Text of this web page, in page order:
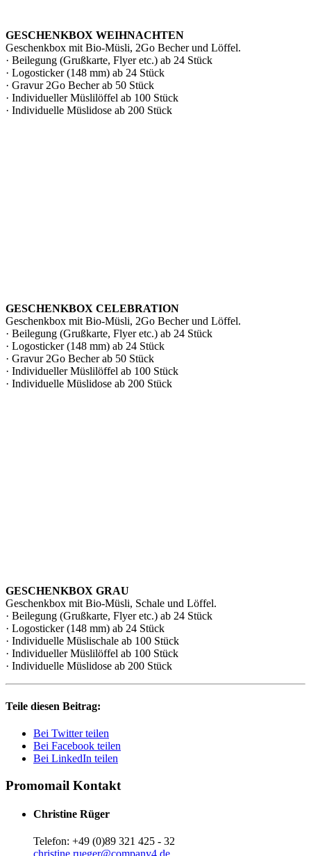
GESCHENKBOX WEIHNACHTEN
Geschenkbox mit Bio-Müsli, 2Go Becher und Löffel.
· Beilegung (Grußkarte, Flyer etc.) ab 24 Stück
· Logosticker (148 mm) ab 24 Stück
· Gravur 2Go Becher ab 50 Stück
· Individueller Müslilöffel ab 100 Stück
· Individuelle Müslidose ab 200 Stück
GESCHENKBOX CELEBRATION
Geschenkbox mit Bio-Müsli, 2Go Becher und Löffel.
· Beilegung (Grußkarte, Flyer etc.) ab 24 Stück
· Logosticker (148 mm) ab 24 Stück
· Gravur 2Go Becher ab 50 Stück
· Individueller Müslilöffel ab 100 Stück
· Individuelle Müslidose ab 200 Stück
GESCHENKBOX GRAU
Geschenkbox mit Bio-Müsli, Schale und Löffel.
· Beilegung (Grußkarte, Flyer etc.) ab 24 Stück
· Logosticker (148 mm) ab 24 Stück
· Individuelle Müslischale ab 100 Stück
· Individueller Müslilöffel ab 100 Stück
· Individuelle Müslidose ab 200 Stück
Teile diesen Beitrag:
Bei Twitter teilen
Bei Facebook teilen
Bei LinkedIn teilen
Promomail Kontakt
Christine Rüger
Telefon: +49 (0)89 321 425 - 32